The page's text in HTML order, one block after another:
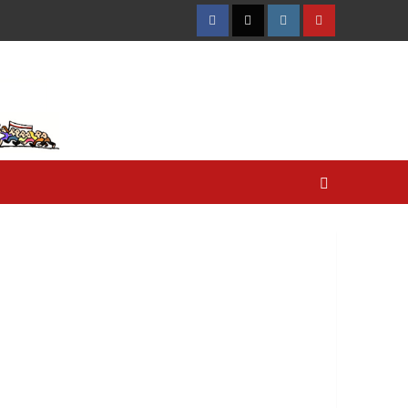
FacebookTwitterInstagramYouTube